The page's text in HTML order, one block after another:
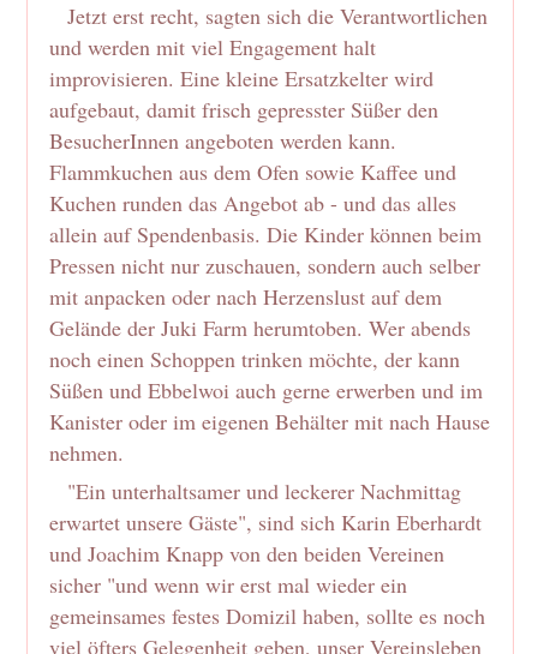
Jetzt erst recht, sagten sich die Verantwortlichen
und werden mit viel Engagement halt
improvisieren. Eine kleine Ersatzkelter wird
aufgebaut, damit frisch gepresster Süßer den
BesucherInnen angeboten werden kann.
Flammkuchen aus dem Ofen sowie Kaffee und
Kuchen runden das Angebot ab - und das alles
allein auf Spendenbasis. Die Kinder können beim
Pressen nicht nur zuschauen, sondern auch selber
mit anpacken oder nach Herzenslust auf dem
Gelände der Juki Farm herumtoben. Wer abends
noch einen Schoppen trinken möchte, der kann
Süßen und Ebbelwoi auch gerne erwerben und im
Kanister oder im eigenen Behälter mit nach Hause
nehmen.
"Ein unterhaltsamer und leckerer Nachmittag
erwartet unsere Gäste", sind sich Karin Eberhardt
und Joachim Knapp von den beiden Vereinen
sicher "und wenn wir erst mal wieder ein
gemeinsames festes Domizil haben, sollte es noch
viel öfters Gelegenheit geben, unser Vereinsleben